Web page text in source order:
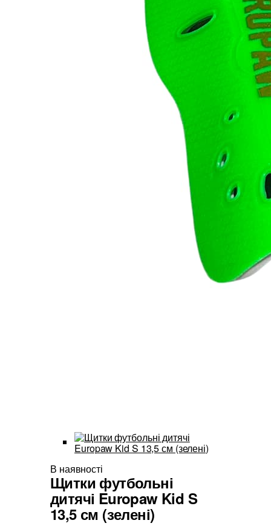
В наявності
Щитки футбольні
дитячі Europaw Kid S
13,5 см (зелені)